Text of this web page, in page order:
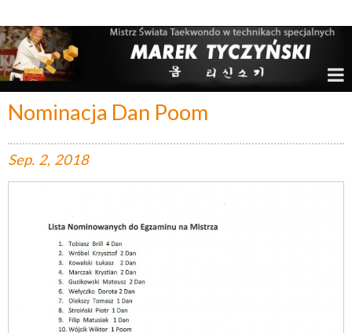
Nominacja Dan Poom
Sep. 2, 2018